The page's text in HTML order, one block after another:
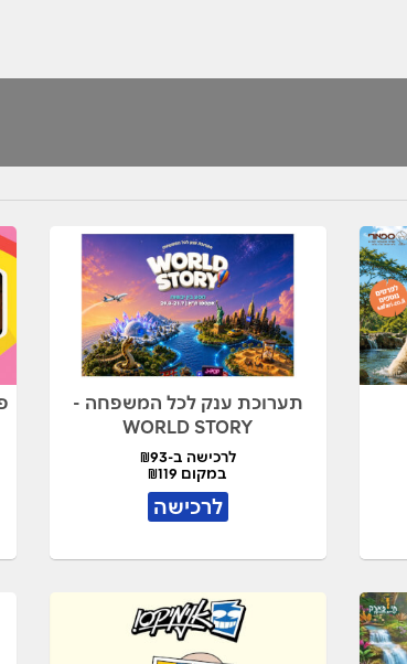
תערוכת ענק לכל המשפחה -
WORLD STORY
לרכישה ב-₪93
במקום ₪119
לרכישה